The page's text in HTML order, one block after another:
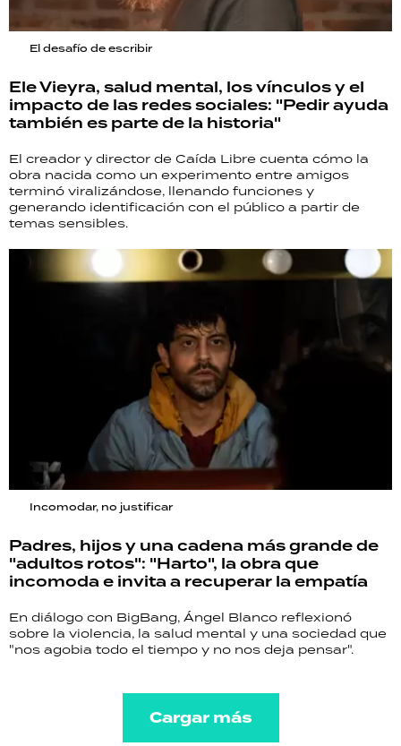
El desafío de escribir
Ele Vieyra, salud mental, los vínculos y el
impacto de las redes sociales: "Pedir ayuda
también es parte de la historia"
El creador y director de Caída Libre cuenta cómo la
obra nacida como un experimento entre amigos
terminó viralizándose, llenando funciones y
generando identificación con el público a partir de
temas sensibles.
Incomodar, no justificar
Padres, hijos y una cadena más grande de
"adultos rotos": "Harto", la obra que
incomoda e invita a recuperar la empatía
En diálogo con BigBang, Ángel Blanco reflexionó
sobre la violencia, la salud mental y una sociedad que
"nos agobia todo el tiempo y no nos deja pensar".
Cargar más